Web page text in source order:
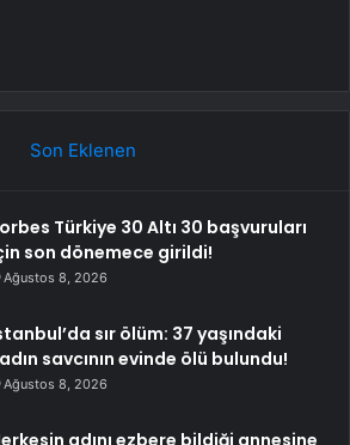
Son Eklenen
Türkiye 30 Altı 30 başvuruları
son dönemece girildi!
Ağustos 8, 2026
sır ölüm: 37 yaşındaki
savcının evinde ölü bulundu!
Ağustos 8, 2026
adını ezbere bildiği annesine